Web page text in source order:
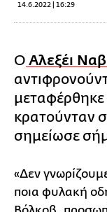
14.6.2022 | 16:29
Ο Αλεξέι
κρατούνταν
σημείωσε
«Δεν
ποια φυλακή